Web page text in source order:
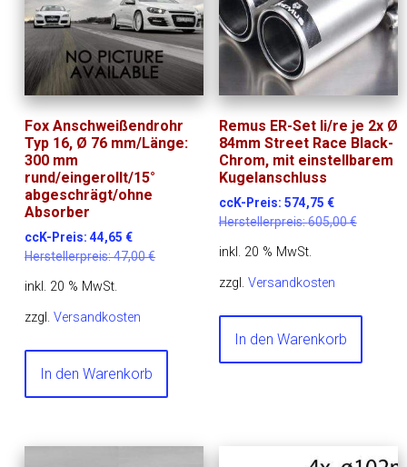
Fox Anschweißendrohr
Typ 16, Ø 76 mm/Länge:
300 mm
rund/eingerollt/15°
abgeschrägt/ohne
Absorber
ccK-Preis:44,65€
Herstellerpreis:47,00€
inkl. 20 % MwSt.
zzgl.Versandkosten
In den Warenkorb
Remus ER-Set li/re je 2x Ø
84mm Street Race Black-
Chrom, mit einstellbarem
Kugelanschluss
ccK-Preis: 574,75 €
Herstellerpreis:605,00€
inkl. 20 % MwSt.
zzgl. Versandkosten
In den Warenkorb